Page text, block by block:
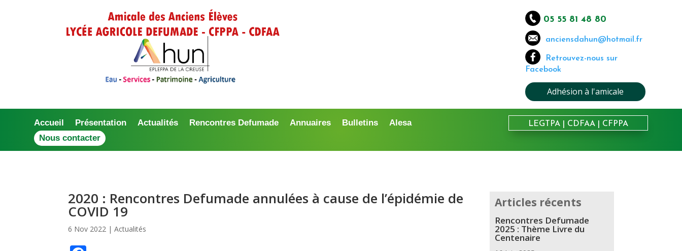
05 55 81 48 80
anciensdahun@hotmail.fr
Retrouvez-nous sur
Facebook
Adhésion à l'amicale
Accueil Présentation Actualités Rencontres Defumade Annuaires Bulletins
Alesa
Nous contacter
LEGTPA| CDFAA| CFPPA
2020 : Rencontres Defumade annulées à cause de l’épidémie de
COVID 19
6 Nov 2022 |Actualités
Articles récents
Rencontres Defumade
2025 : Thème Livre du
Centenaire